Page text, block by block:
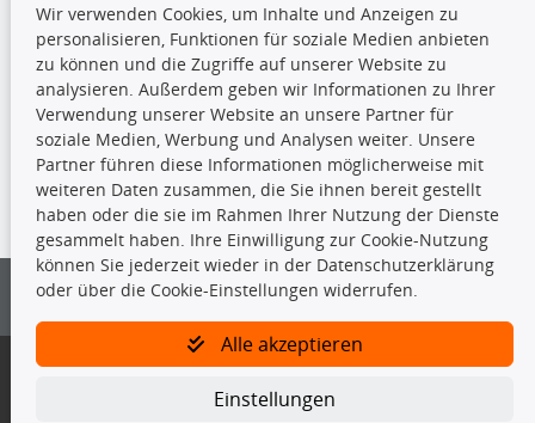
TecDoc Inside
Die hier angezeigten Daten insbesondere die gesamte Datenbank dürfen
nicht kopiert werden.
Es ist zu unterlassen, die Daten oder die gesamte Datenbank ohne
vorherige Zustimmung von TecDoc zu vervielfältigen, zu verbreiten
und/oder diese Handlungen durch Dritte ausführen zu lassen. Ein
Bitte prüfen Sie, ob das über unseren Onlineshop identifizierte Ersatzteil
Gegebenenfalls sind ergänzende Informationen notwendig, um
Wir verwenden Cookies, um Inhalte und Anzeigen zu
personalisieren, Funktionen für soziale Medien anbieten
zu können und die Zugriffe auf unserer Website zu
analysieren. Außerdem geben wir Informationen zu Ihrer
Verwendung unserer Website an unsere Partner für
soziale Medien, Werbung und Analysen weiter. Unsere
Partner führen diese Informationen möglicherweise mit
weiteren Daten zusammen, die Sie ihnen bereit gestellt
haben oder die sie im Rahmen Ihrer Nutzung der Dienste
gesammelt haben. Ihre Einwilligung zur Cookie-Nutzung
können Sie jederzeit wieder in der Datenschutzerklärung
oder über die Cookie-Einstellungen widerrufen.
Alle akzeptieren
Einstellungen